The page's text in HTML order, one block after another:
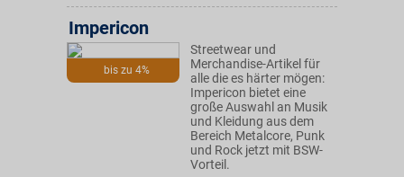
bis zu 4%
Impericon
Streetwear und
Merchandise-Artikel für
alle die es härter mögen:
Impericon bietet eine
große Auswahl an Musik
und Kleidung aus dem
Bereich Metalcore, Punk
und Rock jetzt mit BSW-
Vorteil.